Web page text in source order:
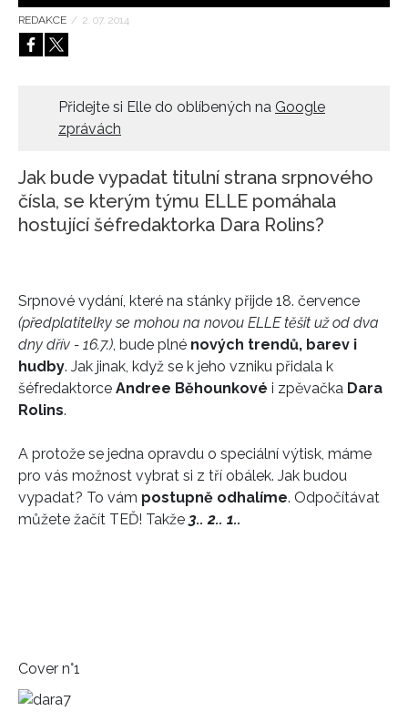
HOME
REDAKCE / 2. 07. 2014
Přidejte si Elle do oblíbených na Google
zprávách
Jak bude vypadat titulní strana srpnového
čísla, se kterým týmu ELLE pomáhala
hostující šéfredaktorka Dara Rolins?
Srpnové vydání, které na stánky přijde 18. července
(předplatitelky se mohou na novou ELLE těšit už od dva
dny dřív - 16.7.), bude plné nových trendů, barev i
hudby. Jak jinak, když se k jeho vzniku přidala k
šéfredaktorce Andree Běhounkové i zpěvačka Dara
Rolins.
A protože se jedna opravdu o speciální výtisk, máme
pro vás možnost vybrat si z tří obálek. Jak budou
vypadat? To vám postupně odhalíme. Odpočítávat
můžete žačít TEĎ! Takže 3.. 2.. 1..
Cover n°1